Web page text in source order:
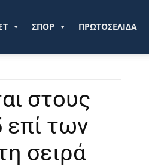
ΣΠΟΡ ΠΡΩΤΟΣΕΛΙΔΑ
στους
επί των
σειρά